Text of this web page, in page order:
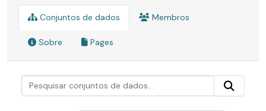
Conjuntos de dados Membros
Sobre Pages